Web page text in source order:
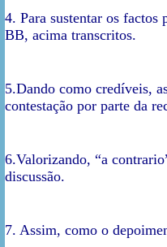
4. Para sustentar os
BB, acima transcritos.
5.Dando como credíveis,
contestação por parte da
6.Valorizando, “a
discussão.
7. Assim, como o